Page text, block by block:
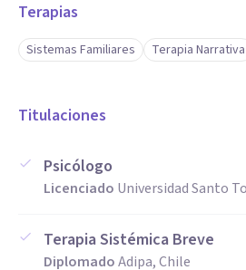
Terapias
Sistemas Familiares Terapia Narrativa
Titulaciones
Psicólogo
Licenciado Universidad Santo
Terapia Sistémica Breve
DiplomadoAdipa, Chile